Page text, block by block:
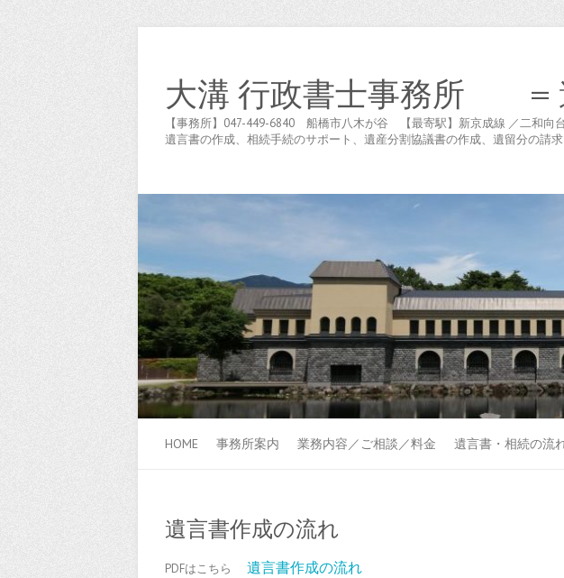
大溝 行政書士事務所 =
【事務所】047-449-6840 船橋市八木が谷 【最寄駅】新京成線 ／二和
遺言書の作成、相続手続のサポート、遺産分割協議書の作成、遺留分の
HOME 事務所案内 業務内容／ご相談／料金 遺言書・相続の流
遺言書作成の流れ
PDFはこちら 遺言書作成の流れ